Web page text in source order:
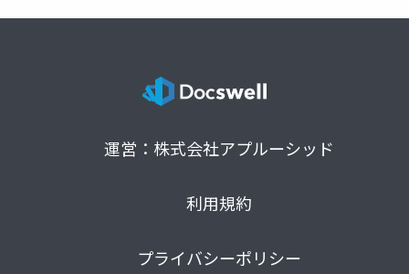
運営：株式会社アプルーシッド
利用規約
プライバシーポリシー